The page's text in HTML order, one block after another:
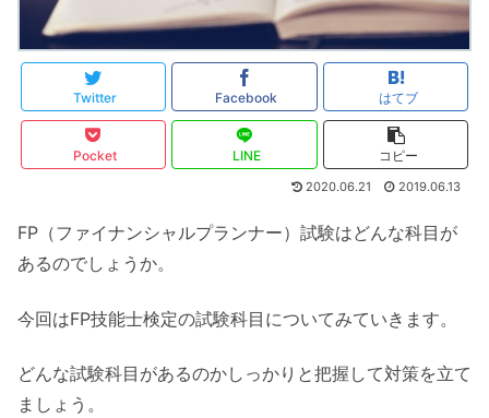
Twitter Facebook はてブ
Pocket LINE コピー
2020.06.21 2019.06.13
FP（ファイナンシャルプランナー）試験はどんな科目が
あるのでしょうか。
今回はFP技能士検定の試験科目についてみていきます。
どんな試験科目があるのかしっかりと把握して対策を立て
ましょう。